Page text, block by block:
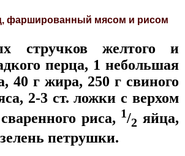
фаршированный мясом и рисом
стручков желтого и
перца, 1 небольшая
40 г жира, 250 г свиного
2-3 ст. ложки с верхом
риса, 1/2 яйца,
петрушки.